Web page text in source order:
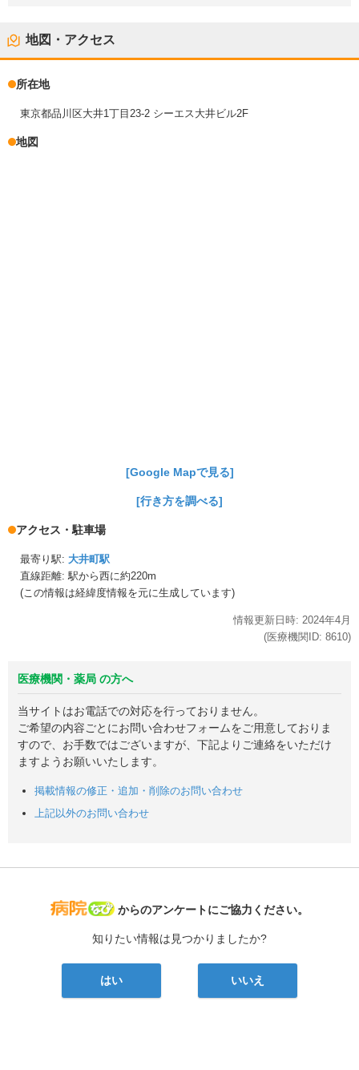
地図・アクセス
所在地
東京都品川区大井1丁目23-2 シーエス大井ビル2F
地図
[Google Mapで見る]
[行き方を調べる]
アクセス・駐車場
最寄り駅: 大井町駅
直線距離: 駅から西に約220m
(この情報は経緯度情報を元に生成しています)
情報更新日時: 2024年4月
(医療機関ID: 8610)
医療機関・薬局 の方へ
当サイトはお電話での対応を行っておりません。
ご希望の内容ごとにお問い合わせフォームをご用意しておりま
すので、お手数ではございますが、下記よりご連絡をいただけ
ますようお願いいたします。
掲載情報の修正・追加・削除のお問い合わせ
上記以外のお問い合わせ
病院なび
からのアンケートにご協力ください。
知りたい情報は見つかりましたか?
はい いいえ